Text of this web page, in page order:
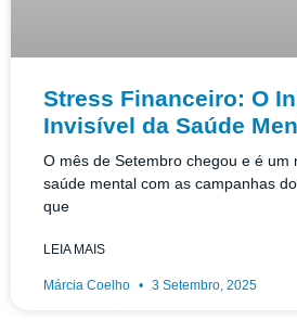
Stress Financeiro: O
Invisível da Saúde
O mês de Setembro chegou e é um
saúde mental com as campanhas
que
LEIA MAIS
Márcia Coelho 3 Setembro, 2025